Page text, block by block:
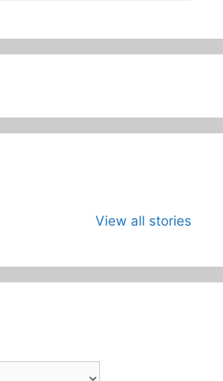
View all stories
युगाची सुरुवात
दिन